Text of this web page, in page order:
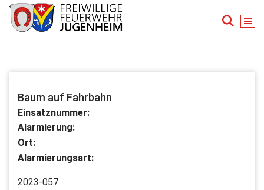
Zum
Inhalt
springen
Baum auf Fahrbahn
Einsatznummer:
Alarmierung:
Ort:
Alarmierungsart:
2023-057